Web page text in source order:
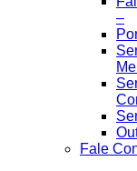
–
Fale